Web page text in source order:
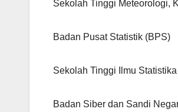
Sekolah Tinggi Meteorologi,
Badan Pusat Statistik (BPS)
Sekolah Tinggi Ilmu
Badan Siber dan Sandi